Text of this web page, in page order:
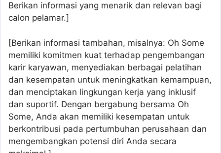
Berikan informasi yang menarik dan relevan bagi
calon pelamar.]
[Berikan informasi tambahan, misalnya: Oh Some
memiliki komitmen kuat terhadap pengembangan
karir karyawan, menyediakan berbagai pelatihan
dan kesempatan untuk meningkatkan kemampuan,
dan menciptakan lingkungan kerja yang inklusif
dan suportif. Dengan bergabung bersama Oh
Some, Anda akan memiliki kesempatan untuk
berkontribusi pada pertumbuhan perusahaan dan
mengembangkan potensi diri Anda secara